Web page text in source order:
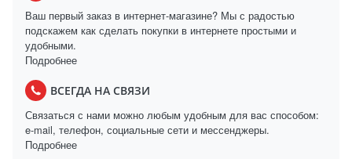
Ваш первый заказ в интернет-магазине? Мы с радостью
подскажем как сделать покупки в интернете простыми и
удобными.
Подробнее
ВСЕГДА НА СВЯЗИ
Связаться с нами можно любым удобным для вас способом:
e-mail, телефон, социальные сети и мессенджеры.
Подробнее